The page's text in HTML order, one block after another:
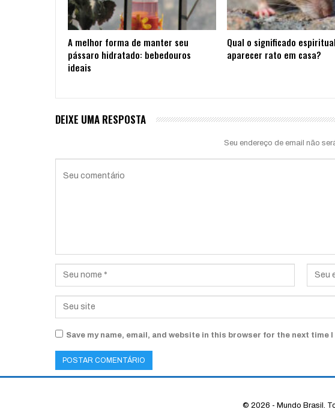
A melhor forma de manter seu
pássaro hidratado: bebedouros
ideais
Qual o significado
aparecer rato em casa?
DEIXE UMA RESPOSTA
Seu endereço de email não
Save my name, email, and website in this browser for the next time
© 2026 - Mundo Brasil.